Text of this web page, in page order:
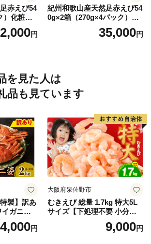
赤えび54
）化粧箱
〜2027
送予定 円
紀州和歌山産天然足赤えび54
0g×2箱（270g×4パック）化
粧箱入 ※2026年12月上旬〜2
027年2月上旬頃順次発送予定
ず【uot773A】
35,000円
を見た人は
品も見ています
製】訳あ
ガニ姿2
)×2》【e
さと納税円
大阪府泉佐野市
むきえび 総量 1.7kg 特大5L
サイズ【下処理不要 小分け 8
50g×2P 訳あり サイズ不揃い
バナメイエビ バラ凍結】
9,000円